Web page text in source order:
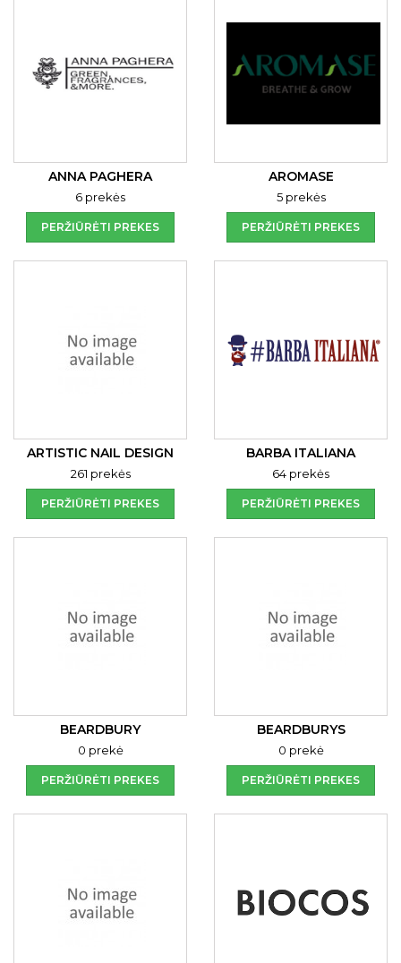
ANNA PAGHERA
6 prekės
PERŽIŪRĖTI PREKES
AROMASE
5 prekės
PERŽIŪRĖTI PREKES
ARTISTIC NAIL DESIGN
261 prekės
PERŽIŪRĖTI PREKES
BARBA ITALIANA
64 prekės
PERŽIŪRĖTI PREKES
BEARDBURY
0 prekė
PERŽIŪRĖTI PREKES
BEARDBURYS
0 prekė
PERŽIŪRĖTI PREKES